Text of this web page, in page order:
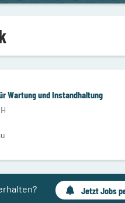
und Instandhaltung
Jetzt Jobs